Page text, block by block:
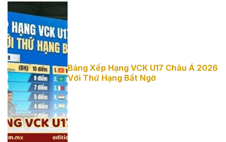
Bảng Xếp
Hạng VCK U17
Châu Á 2026
Với Thứ Hạng
Bất Ngờ
Bảng Xếp Hạng VCK U17 Châu Á 2026
Với Thứ Hạng Bất Ngờ